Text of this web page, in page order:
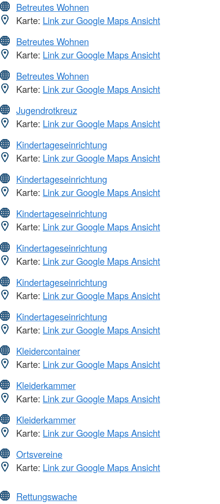
Betreutes Wohnen
Karte: Link zur Google Maps Ansicht
Betreutes Wohnen
Karte: Link zur Google Maps Ansicht
Betreutes Wohnen
Karte: Link zur Google Maps Ansicht
Jugendrotkreuz
Karte: Link zur Google Maps Ansicht
Kindertageseinrichtung
Karte: Link zur Google Maps Ansicht
Kindertageseinrichtung
Karte: Link zur Google Maps Ansicht
Kindertageseinrichtung
Karte: Link zur Google Maps Ansicht
Kindertageseinrichtung
Karte: Link zur Google Maps Ansicht
Kindertageseinrichtung
Karte: Link zur Google Maps Ansicht
Kindertageseinrichtung
Karte: Link zur Google Maps Ansicht
Kleidercontainer
Karte: Link zur Google Maps Ansicht
Kleiderkammer
Karte: Link zur Google Maps Ansicht
Kleiderkammer
Karte: Link zur Google Maps Ansicht
Ortsvereine
Karte: Link zur Google Maps Ansicht
Rettungswache